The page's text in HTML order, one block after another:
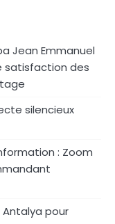
Jean Emmanuel
satisfaction des
silencieux
: Zoom
Antalya pour